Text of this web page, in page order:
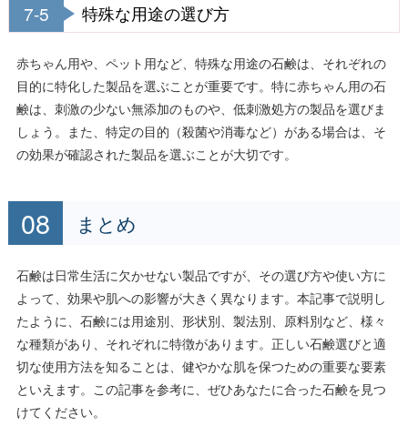
7-5 特殊な用途の選び方
赤ちゃん用や、ペット用など、特殊な用途の石鹸は、それぞれの
目的に特化した製品を選ぶことが重要です。特に赤ちゃん用の石
鹸は、刺激の少ない無添加のものや、低刺激処方の製品を選びま
しょう。また、特定の目的（殺菌や消毒など）がある場合は、そ
の効果が確認された製品を選ぶことが大切です。
まとめ
石鹸は日常生活に欠かせない製品ですが、その選び方や使い方に
よって、効果や肌への影響が大きく異なります。本記事で説明し
たように、石鹸には用途別、形状別、製法別、原料別など、様々
な種類があり、それぞれに特徴があります。正しい石鹸選びと適
切な使用方法を知ることは、健やかな肌を保つための重要な要素
といえます。この記事を参考に、ぜひあなたに合った石鹸を見つ
けてください。